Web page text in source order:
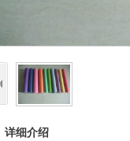
详细介绍